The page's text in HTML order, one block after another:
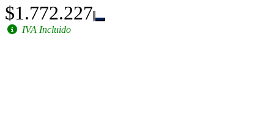
$1.772.227
IVA Incluido